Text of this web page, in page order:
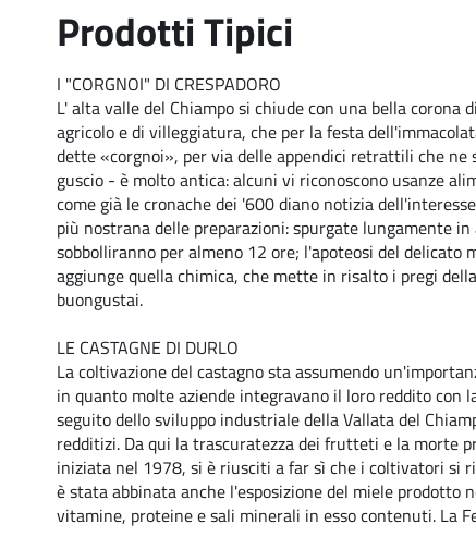
Prodotti Tipici
I "CORGNOI" DI CRESPADORO
L' alta valle del Chiampo si chiude con una bella
agricolo e di villeggiatura, che per la festa
dette «corgnoi», per via delle appendici retrattili che ne
guscio - è molto antica: alcuni vi riconoscono usanze
come già le cronache dei '600 diano notizia
più nostrana delle preparazioni: spurgate lungamente
sobbolliranno per almeno 12 ore; l'apoteosi del
aggiunge quella chimica, che mette in risalto i pregi
buongustai.
LE CASTAGNE DI DURLO
La coltivazione del castagno sta assumendo
in quanto molte aziende integravano il loro reddito
seguito dello sviluppo industriale della Vallata del
redditizi. Da qui la trascuratezza dei frutteti e la morte
iniziata nel 1978, si è riusciti a far sì che i coltivatori si
è stata abbinata anche l'esposizione del miele
vitamine, proteine e sali minerali in esso contenuti. La